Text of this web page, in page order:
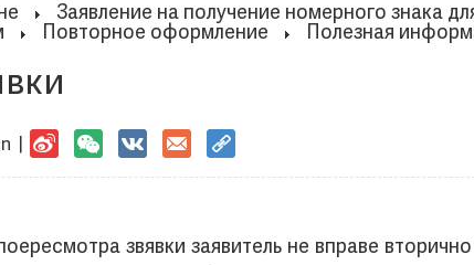
Заявление на получение номерного знака
Повторное оформление Полезная
звявки заявитель не вправе